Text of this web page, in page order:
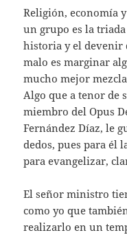
Religión, economía
un grupo es la
historia y el devenir
malo es marginar
mucho mejor
Algo que a tenor
miembro del Opus
Fernández Díaz, le
dedos, pues para él
para evangelizar,
El señor ministro
como yo que
realizarlo en un